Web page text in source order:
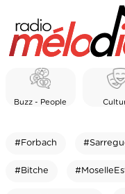
Buzz - People
#Forbach
#Bitche